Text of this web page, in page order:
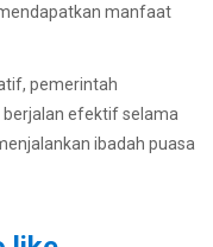
manfaat
pemerintah
efektif selama
ibadah puasa